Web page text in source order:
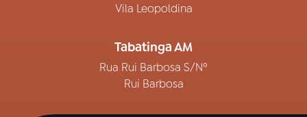
Vila Leopoldina
Tabatinga AM
Rua Rui Barbosa S/Nº
Rui Barbosa